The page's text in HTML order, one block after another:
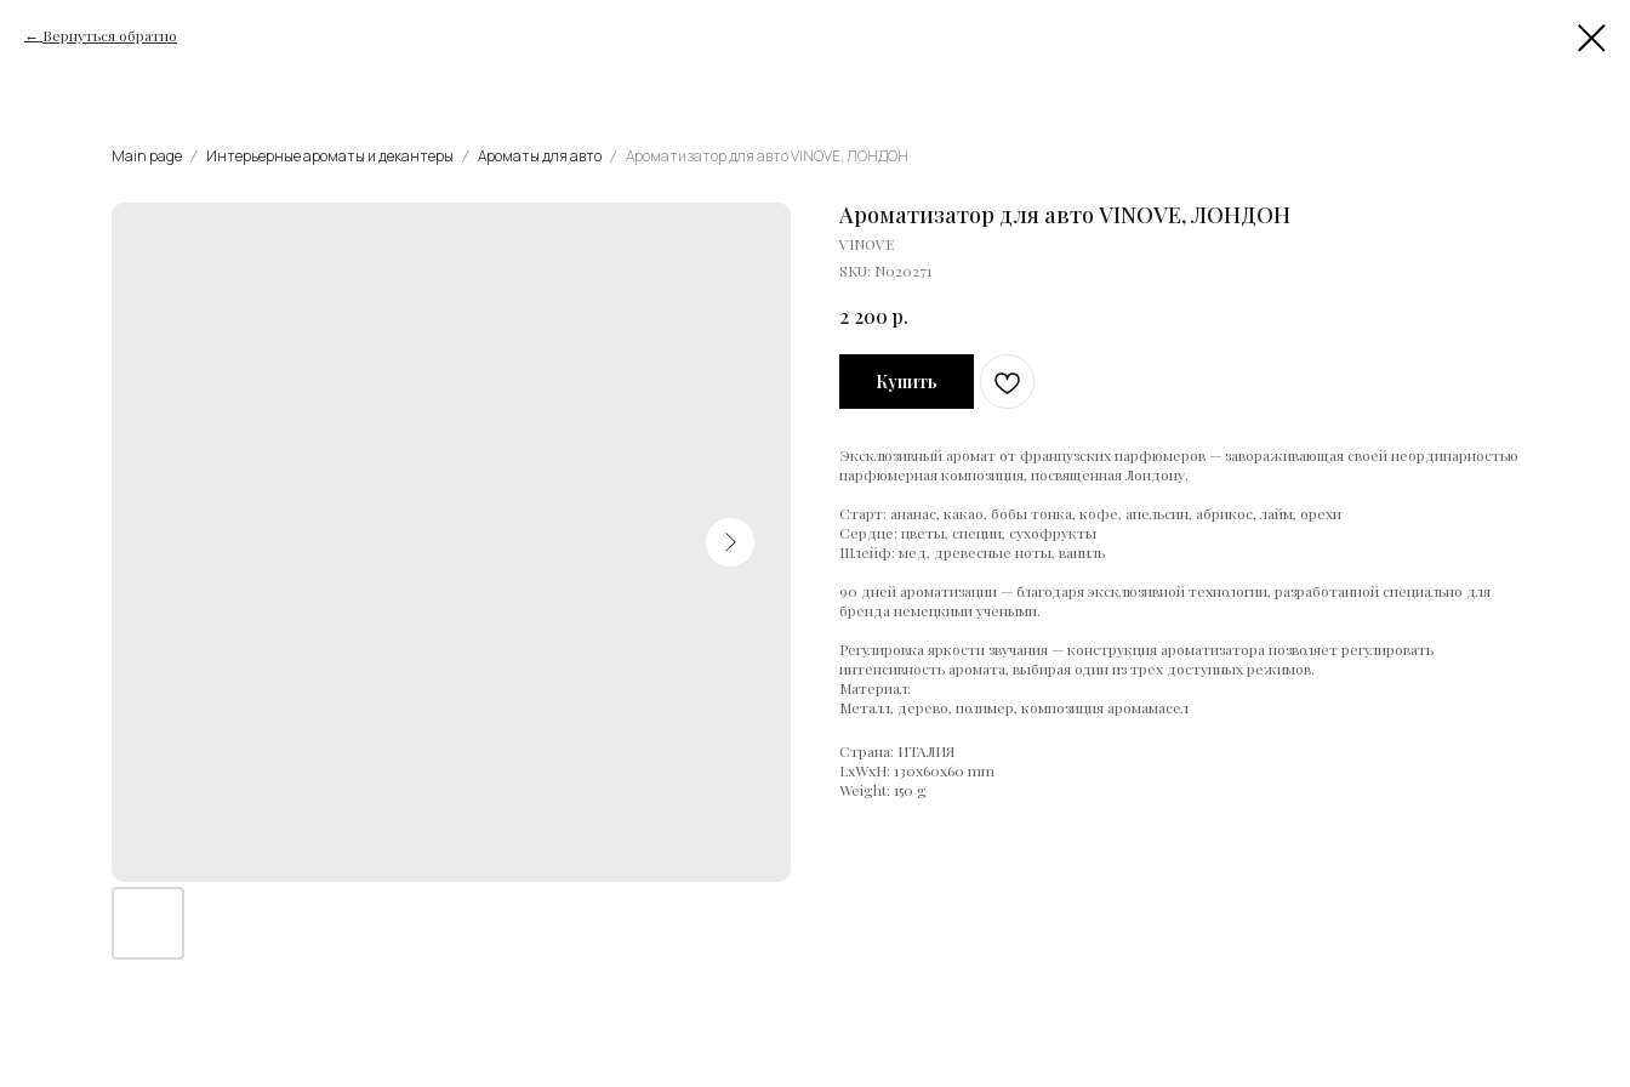
Вернуться обратно
Main page Интерьерные ароматы и декантеры Ароматы для авто Ароматизатор для авто VINOVE, ЛОНДОН
Ароматизатор для авто VINOVE, ЛОНДОН
VINOVE
SKU: N020271
2 200 р.
Купить
Эксклюзивный аромат от французских парфюмеров — завораживающая своей неординарностью
парфюмерная композиция, посвященная Лондону.
Старт: ананас, какао, бобы тонка, кофе, апельсин, абрикос, лайм, орехи
Сердце: цветы, специи, сухофрукты
Шлейф: мед, древесные ноты, ваниль
90 дней ароматизации — благодаря эксклюзивной технологии, разработанной специально для
бренда немецкими учеными.
Регулировка яркости звучания — конструкция ароматизатора позволяет регулировать
интенсивность аромата, выбирая один из трех доступных режимов.
Материал:
Металл, дерево, полимер, композиция аромамасел
Страна: ИТАЛИЯ
LxWxH: 130x60x60 mm
Weight: 150 g